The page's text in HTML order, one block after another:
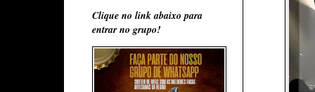
Clique no link abaixo para
entrar no grupo!